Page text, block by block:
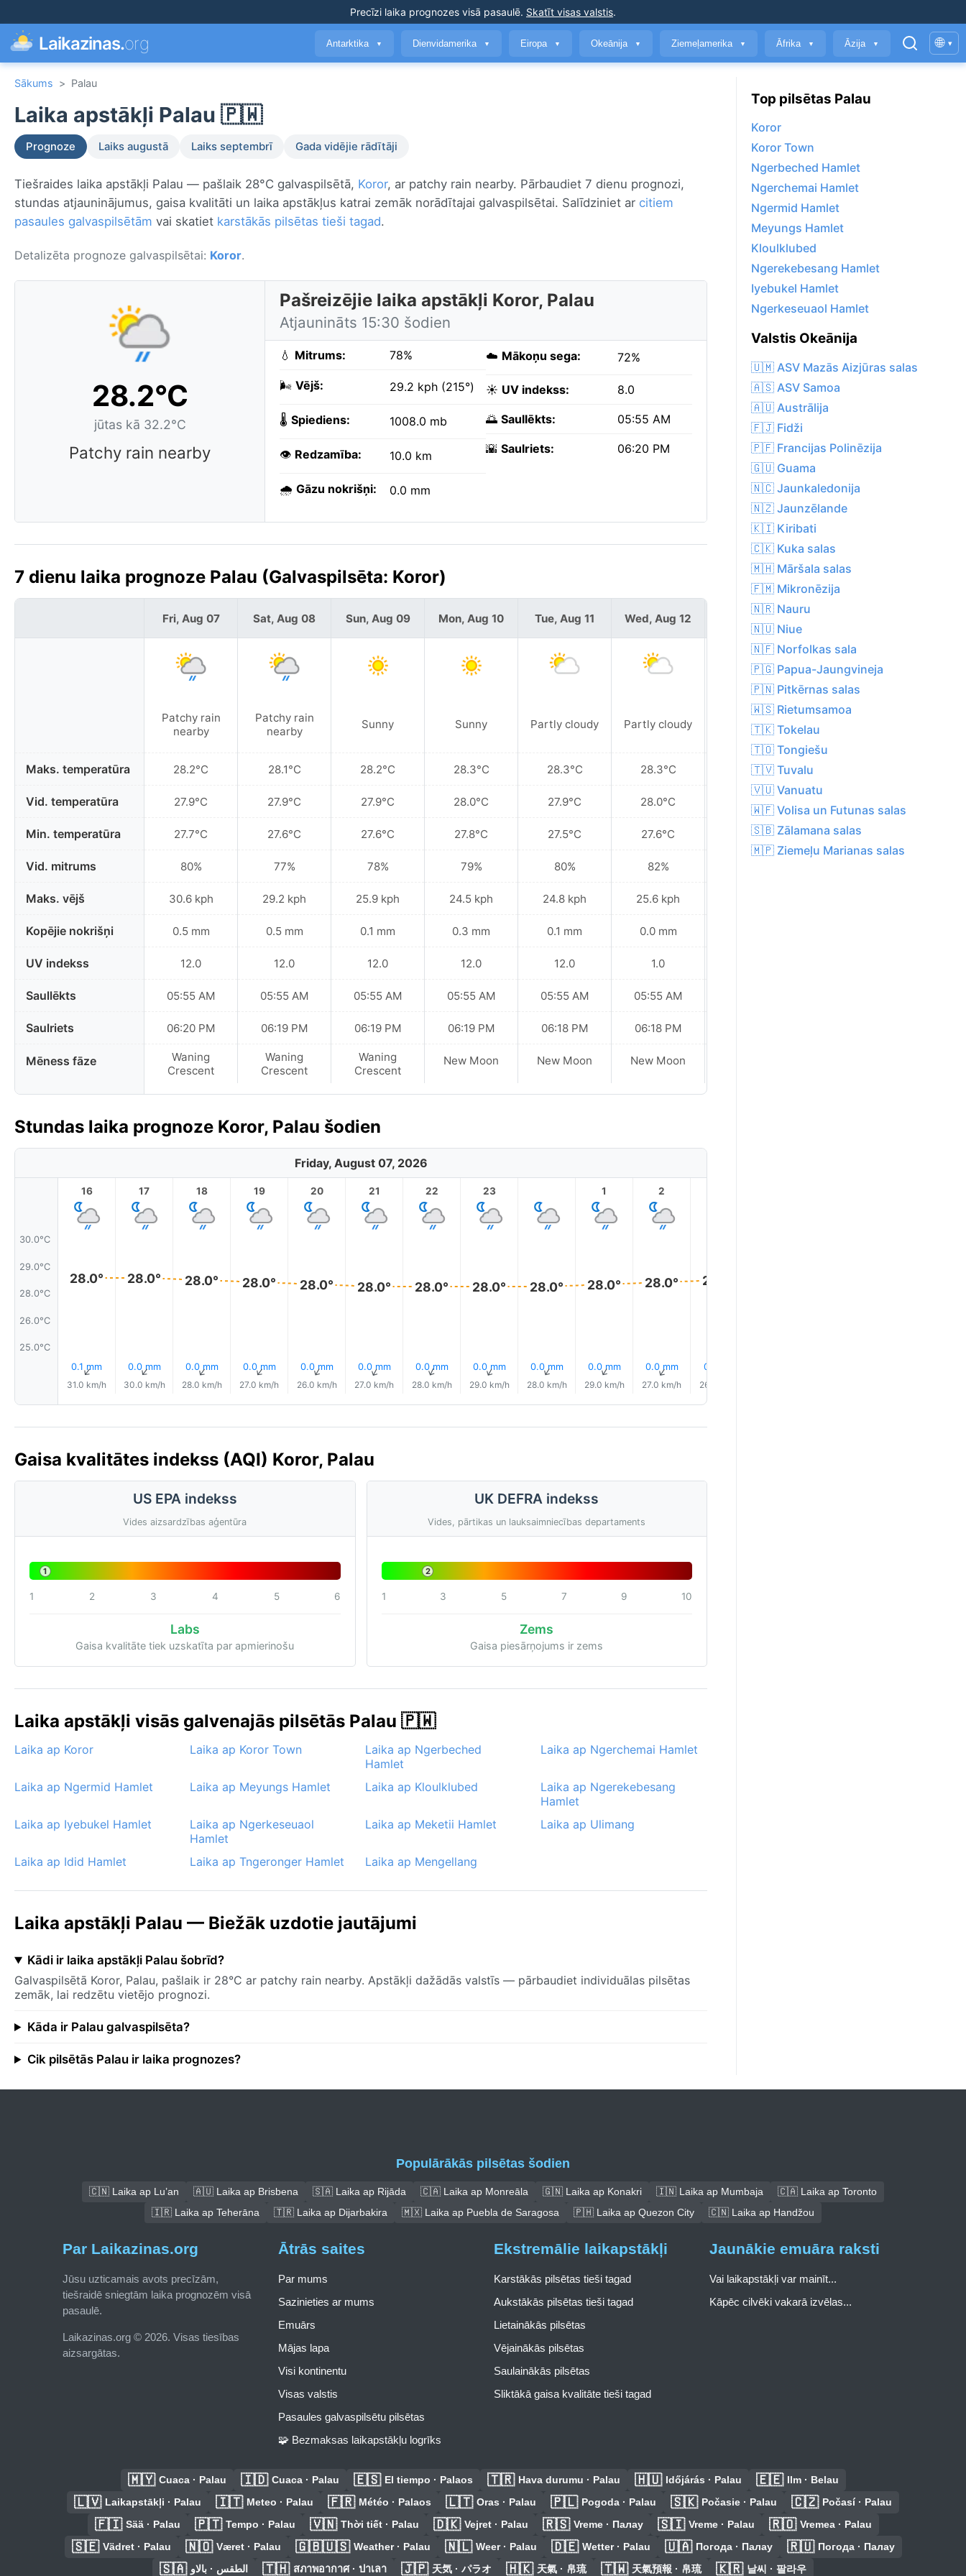
Precīzi laika prognozes visā pasaulē. Skatīt visas valstis.
Laikazinas.org Antarktika ▼ Dienvidamerika ▼ Eiropa ▼ Okeānija ▼ Ziemeļamerika ▼ Āfrika ▼ Āzija ▼ 🌐 ▾
Sākums > Palau
Laika apstākļi Palau 🇵🇼
Prognoze Laiks augustā Laiks septembrī Gada vidējie rādītāji
Tiešraides laika apstākļi Palau — pašlaik 28°C galvaspilsētā, Koror, ar patchy rain nearby. Pārbaudiet 7 dienu prognozi,
stundas atjauninājumus, gaisa kvalitāti un laika apstākļus katrai zemāk norādītajai galvaspilsētai. Salīdziniet ar citiem
pasaules galvaspilsētām vai skatiet karstākās pilsētas tieši tagad.
Detalizēta prognoze galvaspilsētai: Koror.
28.2°C
jūtas kā 32.2°C
Patchy rain nearby
Pašreizējie laika apstākļi Koror, Palau
Atjaunināts 15:30 šodien
💧 Mitrums: 78%
🌬️ Vējš: 29.2 kph (215°)
🌡️ Spiediens: 1008.0 mb
👁️ Redzamība: 10.0 km
🌧️ Gāzu nokrišņi: 0.0 mm
☁️ Mākoņu sega: 72%
☀️ UV indekss: 8.0
🌅 Saullēkts: 05:55 AM
🌇 Saulriets: 06:20 PM
7 dienu laika prognoze Palau (Galvaspilsēta: Koror)
Maks. temperatūra
Vid. temperatūra
Min. temperatūra
Vid. mitrums
Maks. vējš
Kopējie nokrišņi
UV indekss
Saullēkts
Saulriets
Mēness fāze
Fri, Aug 07
Patchy rain
nearby
28.2°C
27.9°C
27.7°C
80%
30.6 kph
0.5 mm
12.0
05:55 AM
06:20 PM
Waning
Crescent
Sat, Aug 08
Patchy rain
nearby
28.1°C
27.9°C
27.6°C
77%
29.2 kph
0.5 mm
12.0
05:55 AM
06:19 PM
Waning
Crescent
Sun, Aug 09
Sunny
28.2°C
27.9°C
27.6°C
78%
25.9 kph
0.1 mm
12.0
05:55 AM
06:19 PM
Waning
Crescent
Mon, Aug 10
Sunny
28.3°C
28.0°C
27.8°C
79%
24.5 kph
0.3 mm
12.0
05:55 AM
06:19 PM
New Moon
Tue, Aug 11
Partly cloudy
28.3°C
27.9°C
27.5°C
80%
24.8 kph
0.1 mm
12.0
05:55 AM
06:18 PM
New Moon
Wed, Aug 12
Partly cloudy
28.3°C
28.0°C
27.6°C
82%
25.6 kph
0.0 mm
1.0
05:55 AM
06:18 PM
New Moon
Thu, Aug 13
Patchy rain
nearby
28.3°C
27.9°C
27.7°C
Stundas laika prognoze Koror, Palau šodien
Friday, August 07, 2026
30.0°C
29.0°C
28.0°C
26.0°C
25.0°C
16
28.0°
0.1 mm
↑
31.0 km/h
17
28.0°
0.0 mm
↑
30.0 km/h
18
28.0°
0.0 mm
↑
28.0 km/h
19
28.0°
0.0 mm
↑
27.0 km/h
20
28.0°
0.0 mm
↑
26.0 km/h
21
28.0°
0.0 mm
↑
27.0 km/h
22
28.0°
0.0 mm
↑
28.0 km/h
23
28.0°
0.0 mm
↑
29.0 km/h
28.0°
0.0 mm
↑
28.0 km/h
1
28.0°
0.0 mm
↑
29.0 km/h
2
28.0°
0.0 mm
↑
27.0 km/h
28.0°
0.1 mm
26.0 km/h
Gaisa kvalitātes indekss (AQI) Koror, Palau
US EPA indekss
Vides aizsardzības aģentūra
1
1 2 3 4 5 6
Labs
Gaisa kvalitāte tiek uzskatīta par apmierinošu
UK DEFRA indekss
Vides, pārtikas un lauksaimniecības departaments
2
1 3 5 7 9 10
Zems
Gaisa piesārņojums ir zems
Laika apstākļi visās galvenajās pilsētās Palau 🇵🇼
Laika ap Koror Laika ap Koror Town
Laika ap Ngerbeched
Hamlet
Laika ap Ngerchemai Hamlet
Laika ap Ngermid Hamlet Laika ap Meyungs Hamlet Laika ap Kloulklubed
Laika ap Ngerekebesang
Hamlet
Laika ap Iyebukel Hamlet
Laika ap Ngerkeseuaol
Hamlet
Laika ap Meketii Hamlet Laika ap Ulimang
Laika ap Idid Hamlet Laika ap Tngeronger Hamlet Laika ap Mengellang
Laika apstākļi Palau — Biežāk uzdotie jautājumi
Kādi ir laika apstākļi Palau šobrīd?
Galvaspilsētā Koror, Palau, pašlaik ir 28°C ar patchy rain nearby. Apstākļi dažādās valstīs — pārbaudiet individuālas pilsētas
zemāk, lai redzētu vietējo prognozi.
Kāda ir Palau galvaspilsēta?
Cik pilsētās Palau ir laika prognozes?
Top pilsētas Palau
Koror
Koror Town
Ngerbeched Hamlet
Ngerchemai Hamlet
Ngermid Hamlet
Meyungs Hamlet
Kloulklubed
Ngerekebesang Hamlet
Iyebukel Hamlet
Ngerkeseuaol Hamlet
Valstis Okeānija
🇺🇲 ASV Mazās Aizjūras salas
🇦🇸 ASV Samoa
🇦🇺 Austrālija
🇫🇯 Fidži
🇵🇫 Francijas Polinēzija
🇬🇺 Guama
🇳🇨 Jaunkaledonija
🇳🇿 Jaunzēlande
🇰🇮 Kiribati
🇨🇰 Kuka salas
🇲🇭 Māršala salas
🇫🇲 Mikronēzija
🇳🇷 Nauru
🇳🇺 Niue
🇳🇫 Norfolkas sala
🇵🇬 Papua-Jaungvineja
🇵🇳 Pitkērnas salas
🇼🇸 Rietumsamoa
🇹🇰 Tokelau
🇹🇴 Tongiešu
🇹🇻 Tuvalu
🇻🇺 Vanuatu
🇼🇫 Volisa un Futunas salas
🇸🇧 Zālamana salas
🇲🇵 Ziemeļu Marianas salas
Populārākās pilsētas šodien
🇨🇳 Laika ap Lu’an 🇦🇺 Laika ap Brisbena 🇸🇦 Laika ap Rijāda 🇨🇦 Laika ap Monreāla 🇬🇳 Laika ap Konakri 🇮🇳 Laika ap Mumbaja
🇨🇦 Laika ap Toronto
🇮🇷 Laika ap Teherāna
🇹🇷 Laika ap Dijarbakira 🇲🇽 Laika ap Puebla de Saragosa 🇵🇭 Laika ap Quezon City 🇨🇳 Laika ap Handžou
Par Laikazinas.org
Jūsu uzticamais avots precīzām,
tiešraidē sniegtām laika prognozēm visā
pasaulē.
Laikazinas.org © 2026. Visas tiesības
aizsargātas.
Ātrās saites
Par mums
Sazinieties ar mums
Emuārs
Mājas lapa
Visi kontinentu
Visas valstis
Pasaules galvaspilsētu pilsētas
🧩 Bezmaksas laikapstākļu logrīks
Ekstremālie laikapstākļi
Karstākās pilsētas tieši tagad
Aukstākās pilsētas tieši tagad
Lietainākās pilsētas
Vējainākās pilsētas
Saulainākās pilsētas
Sliktākā gaisa kvalitāte tieši tagad
Jaunākie emuāra raksti
Vai laikapstākļi var mainīt...
Kāpēc cilvēki vakarā izvēlas...
🇲🇾 Cuaca · Palau 🇮🇩 Cuaca · Palau 🇪🇸 El tiempo · Palaos 🇹🇷 Hava durumu · Palau 🇭🇺 Időjárás · Palau 🇪🇪 Ilm · Belau
🇱🇻 Laikapstākļi · Palau 🇮🇹 Meteo · Palau 🇫🇷 Météo · Palaos 🇱🇹 Oras · Palau 🇵🇱 Pogoda · Palau 🇸🇰 Počasie · Palau 🇨🇿 Počasí · Palau
🇫🇮 Sää · Palau 🇵🇹 Tempo · Palau 🇻🇳 Thời tiết · Palau 🇩🇰 Vejret · Palau 🇷🇸 Vreme · Палау 🇸🇮 Vreme · Palau 🇷🇴 Vremea · Palau
🇸🇪 Vädret · Palau 🇳🇴 Været · Palau 🇬🇧🇺🇸 Weather · Palau 🇳🇱 Weer · Palau 🇩🇪 Wetter · Palau 🇺🇦 Погода · Палау 🇷🇺 Погода · Палау
🇸🇦 الطقس · بالاو 🇹🇭 สภาพอากาศ · ปาเลา 🇯🇵 天気 · パラオ 🇭🇰 天氣 · 帛琉 🇹🇼 天氣預報 · 帛琉 🇰🇷 날씨 · 팔라우